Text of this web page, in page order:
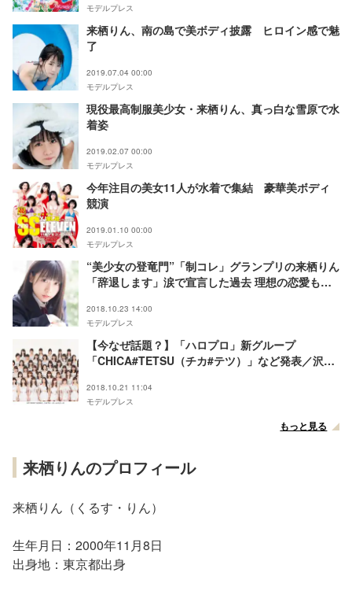
モデルプレス
来栖りん、南の島で美ボディ披露 ヒロイン感で魅
了
2019.07.04 00:00
モデルプレス
現役最高制服美少女・来栖りん、真っ白な雪原で水
着姿
2019.02.07 00:00
モデルプレス
今年注目の美女11人が水着で集結 豪華美ボディ
競演
2019.01.10 00:00
モデルプレス
“美少女の登竜門”「制コレ」グランプリの来栖りん
「辞退します」涙で宣言した過去 理想の恋愛も語
2018.10.23 14:00
モデルプレス
【今なぜ話題？】「ハロプロ」新グループ
「CHICA#TETSU（チカ#テツ）」など発表／沢尻
「制コレ」
2018.10.21 11:04
モデルプレス
もっと見る
来栖りんのプロフィール
来栖りん（くるす・りん）
生年月日：2000年11月8日
出身地：東京都出身